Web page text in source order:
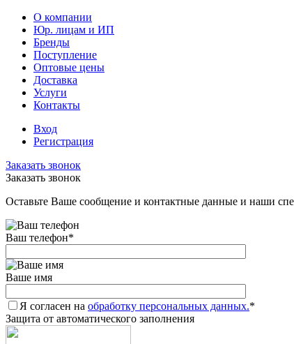
О компании
Юр. лицам и ИП
Бренды
Поступление
Оптовые цены
Доставка
Услуги
Контакты
Вход
Регистрация
Заказать звонок
Заказать звонок
Оставьте Ваше сообщение и контактные данные и наши
Ваш телефон*
Ваше имя
Я согласен на обработку персональных данных.*
Защита от автоматического заполнения